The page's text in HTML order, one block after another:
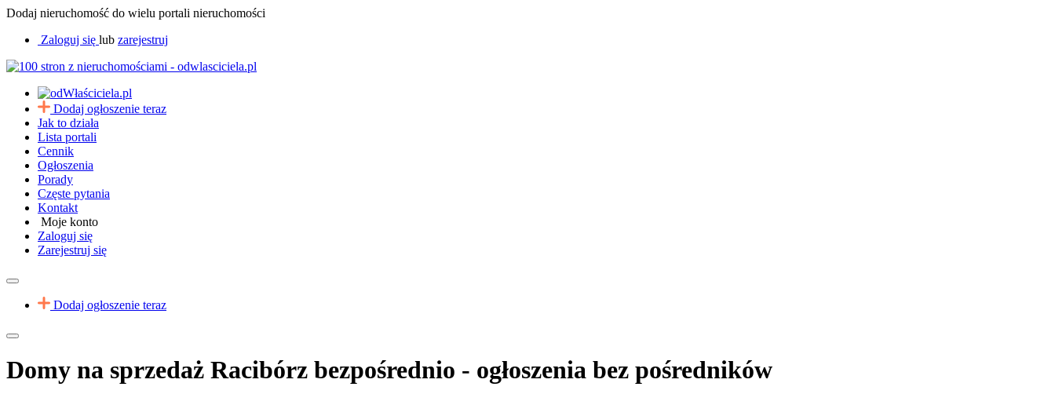
Dodaj nieruchomość do wielu portali nieruchomości
Zaloguj się lub zarejestruj
Dodaj ogłoszenie teraz
Jak to działa
Lista portali
Cennik
Ogłoszenia
Porady
Częste pytania
Kontakt
Moje konto
Zaloguj się
Zarejestruj się
Dodaj ogłoszenie teraz
Domy na sprzedaż Racibórz bezpośrednio - ogłoszenia bez pośredników